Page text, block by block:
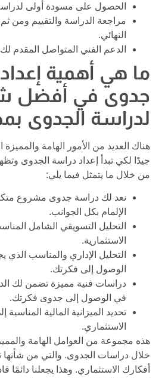
الحصول على مسودة أولى
مراجعة الدراسة والتقييم ومن
النهائي.
الدعم الفني المتواصل المقدم
ما هي أهمية
جدوى في أفضل
لدراسة الجدوى
هناك العديد من الأمور الهامة والمميزة
جيدًا لكي تبدأ إعداد دراسة الجدوى
من خلال ما يتمثل فيما يلي:
نعد لك دراسة جدوى مشروع
الإلمام بكل الجوانب.
التحليل التسويقي الشامل
الاستثمارية.
التحليل الإداري والمناسب الذي
الوصول إلى فكرتك.
دراسات فنية مميزة تضمن لك
في الوصول إلى جدوى فكرتك.
تحديد الميزانية المالية
الاستثماري.
هذه مجموعة من العوامل الهامة
خلال دراسات الجدوى. والتي من
أفكارك الاستثماري. وهذا يجعلنا